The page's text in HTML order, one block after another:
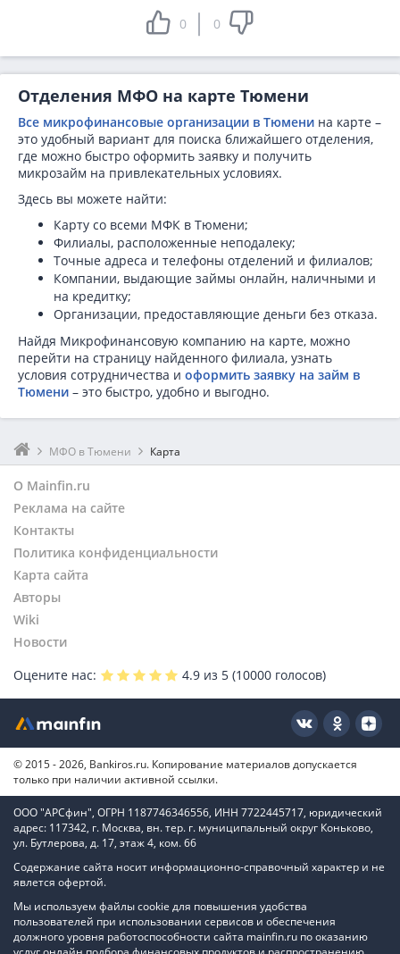
0 0
Отделения МФО на карте Тюмени
Все микрофинансовые организации в Тюмени на карте –
это удобный вариант для поиска ближайшего отделения,
где можно быстро оформить заявку и получить
микрозайм на привлекательных условиях.
Здесь вы можете найти:
Карту со всеми МФК в Тюмени;
Филиалы, расположенные неподалеку;
Точные адреса и телефоны отделений и филиалов;
Компании, выдающие займы онлайн, наличными и
на кредитку;
Организации, предоставляющие деньги без отказа.
Найдя Микрофинансовую компанию на карте, можно
перейти на страницу найденного филиала, узнать
условия сотрудничества и оформить заявку на займ в
Тюмени – это быстро, удобно и выгодно.
МФО в Тюмени Карта
О Mainfin.ru
Реклама на сайте
Контакты
Политика конфиденциальности
Карта сайта
Авторы
Wiki
Новости
Оцените нас:
4.9 из 5 (10000 голосов)
© 2015 - 2026, Bankiros.ru. Копирование материалов допускается
только при наличии активной ссылки.
ООО "АРСфин", ОГРН 1187746346556, ИНН 7722445717, юридический
адрес: 117342, г. Москва, вн. тер. г. муниципальный округ Коньково,
ул. Бутлерова, д. 17, этаж 4, ком. 66
Содержание сайта носит информационно-справочный характер и не
явлется офертой.
Мы используем файлы cookie для повышения удобства
пользователей при использовании сервисов и обеспечения
должного уровня работоспособности сайта mainfin.ru по оказанию